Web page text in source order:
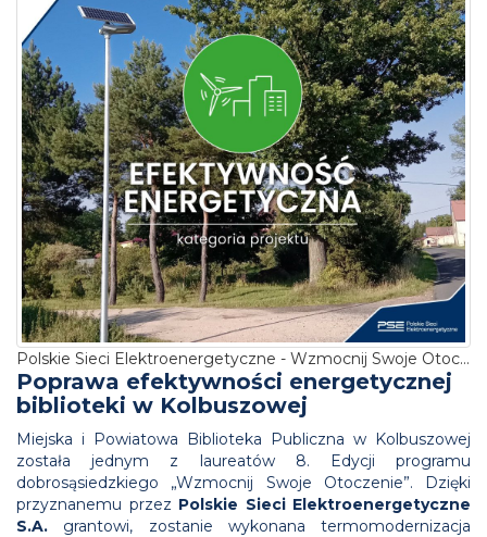
Polskie Sieci Elektroenergetyczne - Wzmocnij Swoje Otoczenie
Poprawa efektywności energetycznej
biblioteki w Kolbuszowej
Miejska i Powiatowa Biblioteka Publiczna w Kolbuszowej
została jednym z laureatów 8. Edycji programu
dobrosąsiedzkiego „Wzmocnij Swoje Otoczenie”. Dzięki
przyznanemu przez Polskie Sieci Elektroenergetyczne
S.A. grantowi, zostanie wykonana termomodernizacja